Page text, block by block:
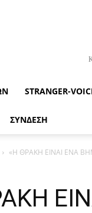
STRANGER-
ΣΥΝΔΕΣΗ
«Η ΘΡΑΚΗ ΕΙΝΑΙ ΕΝΑ